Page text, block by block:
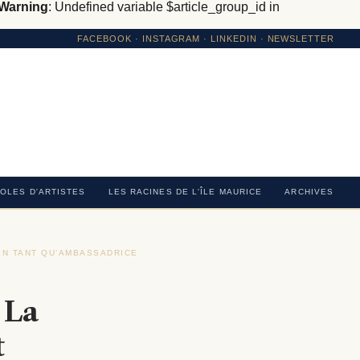
: Undefined variable $article_group_id in
FACEBOOK · INSTAGRAM · LINKEDIN · NEWSLETTER
D'ARTISTES LES RACINES DE L'ÎLE MAURICE ARCHIVES
TANT QU’AMBASSADRICE